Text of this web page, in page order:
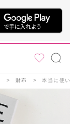
財布 本当に使